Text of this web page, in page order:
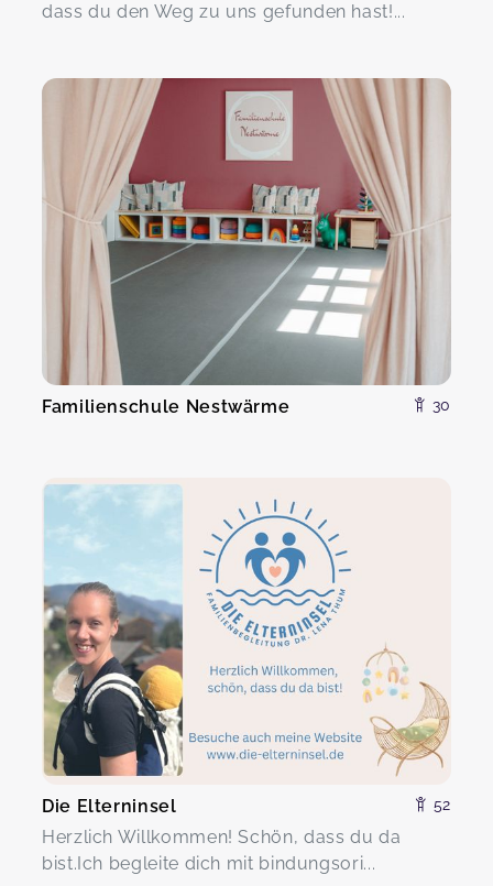
dass du den Weg zu uns gefunden hast!...
Familienschule Nestwärme 30
Die Elterninsel 52
Herzlich Willkommen! Schön, dass du da
bist.Ich begleite dich mit bindungsori...